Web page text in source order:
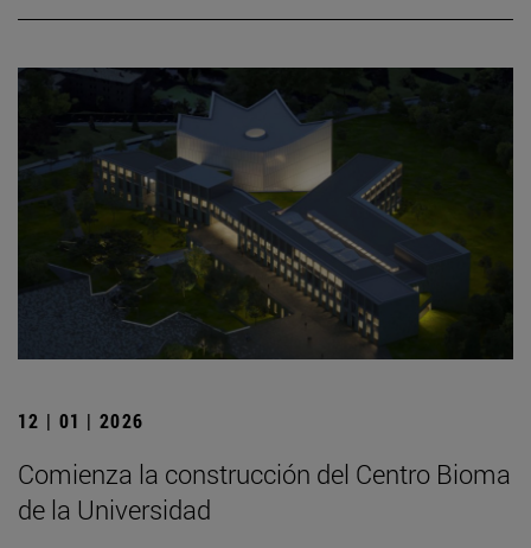
12 | 01 | 2026
Comienza la construcción del Centro Bioma
de la Universidad